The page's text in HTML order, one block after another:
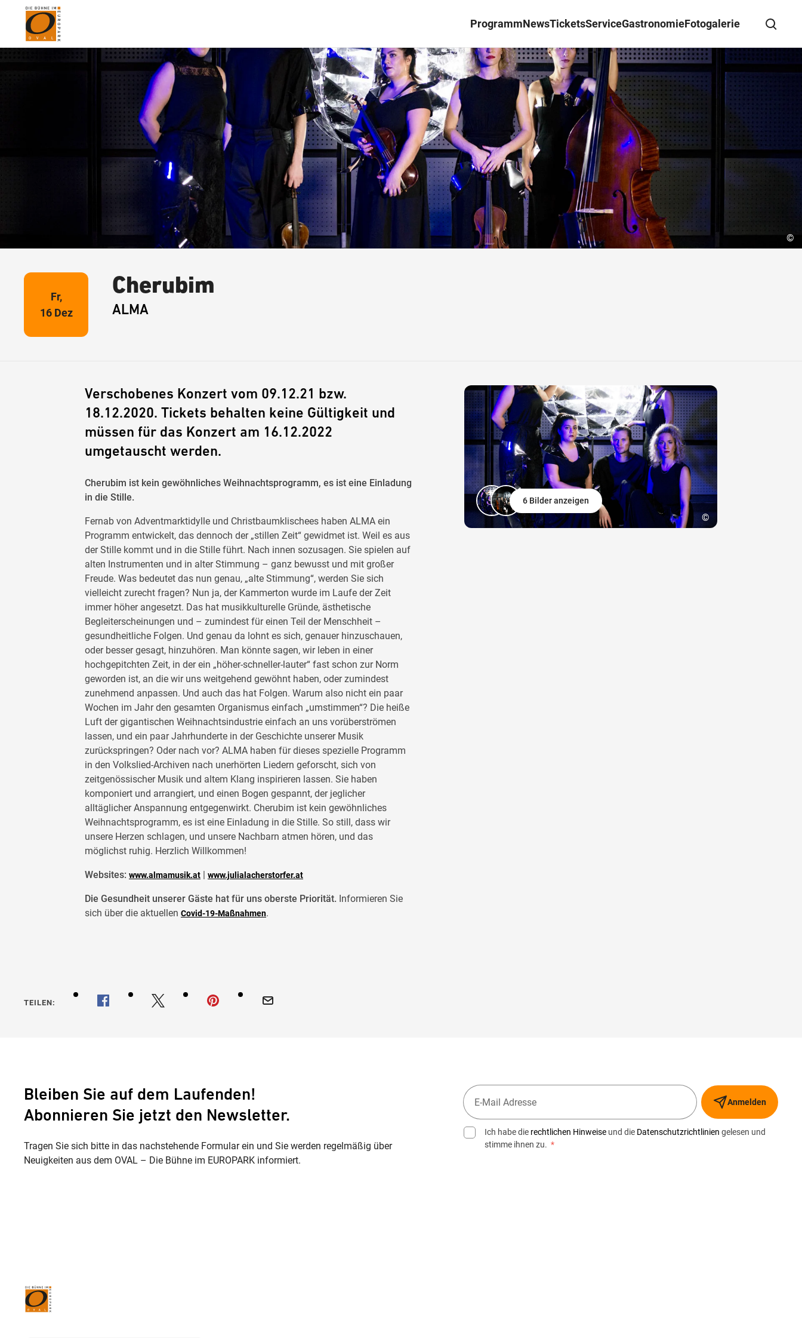
ProgrammNewsTicketsServiceGastronomieFotogalerie
Suche schließen
Wegbeschreibung erhalten
©
Fr,
16 Dez
Cherubim
ALMA
Verschobenes Konzert vom 09.12.21 bzw.
18.12.2020. Tickets behalten keine Gültigkeit und
müssen für das Konzert am 16.12.2022
umgetauscht werden.
Cherubim ist kein gewöhnliches Weihnachtsprogramm, es ist eine Einladung
in die Stille.
Fernab von Adventmarktidylle und Christbaumklischees haben ALMA ein
Programm entwickelt, das dennoch der „stillen Zeit“ gewidmet ist. Weil es aus
der Stille kommt und in die Stille führt. Nach innen sozusagen. Sie spielen auf
alten Instrumenten und in alter Stimmung – ganz bewusst und mit großer
Freude. Was bedeutet das nun genau, „alte Stimmung“, werden Sie sich
vielleicht zurecht fragen? Nun ja, der Kammerton wurde im Laufe der Zeit
immer höher angesetzt. Das hat musikkulturelle Gründe, ästhetische
Begleiterscheinungen und – zumindest für einen Teil der Menschheit –
gesundheitliche Folgen. Und genau da lohnt es sich, genauer hinzuschauen,
oder besser gesagt, hinzuhören. Man könnte sagen, wir leben in einer
hochgepitchten Zeit, in der ein „höher-schneller-lauter“ fast schon zur Norm
geworden ist, an die wir uns weitgehend gewöhnt haben, oder zumindest
zunehmend anpassen. Und auch das hat Folgen. Warum also nicht ein paar
Wochen im Jahr den gesamten Organismus einfach „umstimmen“? Die heiße
Luft der gigantischen Weihnachtsindustrie einfach an uns vorüberströmen
lassen, und ein paar Jahrhunderte in der Geschichte unserer Musik
zurückspringen? Oder nach vor? ALMA haben für dieses spezielle Programm
in den Volkslied-Archiven nach unerhörten Liedern geforscht, sich von
zeitgenössischer Musik und altem Klang inspirieren lassen. Sie haben
komponiert und arrangiert, und einen Bogen gespannt, der jeglicher
alltäglicher Anspannung entgegenwirkt. Cherubim ist kein gewöhnliches
Weihnachtsprogramm, es ist eine Einladung in die Stille. So still, dass wir
unsere Herzen schlagen, und unsere Nachbarn atmen hören, und das
möglichst ruhig. Herzlich Willkommen!
Websites: www.almamusik.at | www.julialacherstorfer.at
Die Gesundheit unserer Gäste hat für uns oberste Priorität. Informieren Sie
sich über die aktuellen Covid-19-Maßnahmen.
©
6 Bilder anzeigen
TEILEN:
Bleiben Sie auf dem Laufenden!
Abonnieren Sie jetzt den Newsletter.
Tragen Sie sich bitte in das nachstehende Formular ein und Sie werden regelmäßig über
Neuigkeiten aus dem OVAL – Die Bühne im EUROPARK informiert.
Anmelden
Ich habe die rechtlichen Hinweise und die Datenschutzrichtlinien gelesen und
stimme ihnen zu. *